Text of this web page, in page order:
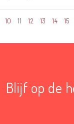
10 11 12 13 14 15
Blijf op de